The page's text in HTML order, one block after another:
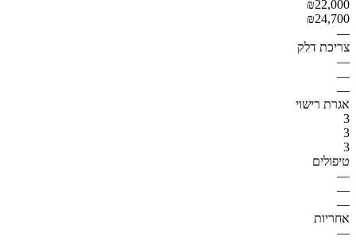
₪22,000
₪24,700
—
צריכת דלק
—
—
—
אגרת רישוי
3
3
3
טיפולים
—
—
—
אחריות
—